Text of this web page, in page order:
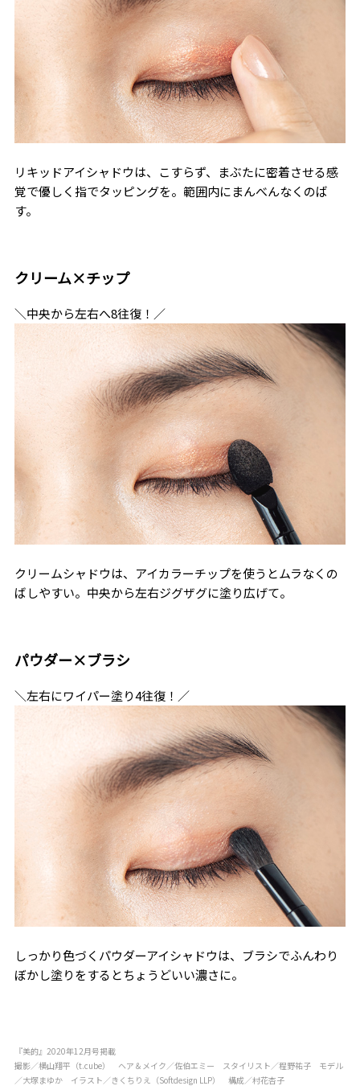
リキッドアイシャドウは、こすらず、まぶたに密着させる感
覚で優しく指でタッピングを。範囲内にまんべんなくのば
す。
クリーム×チップ
＼中央から左右へ8往復！／
クリームシャドウは、アイカラーチップを使うとムラなくの
ばしやすい。中央から左右ジグザグに塗り広げて。
パウダー×ブラシ
＼左右にワイパー塗り4往復！／
しっかり色づくパウダーアイシャドウは、ブラシでふんわり
ぼかし塗りをするとちょうどいい濃さに。
『美的』2020年12月号掲載
撮影／横山翔平（t.cube） ヘア＆メイク／佐伯エミー スタイリスト／程野祐子 モデル
／大塚まゆか イラスト／きくちりえ（Softdesign LLP） 構成／村花杏子